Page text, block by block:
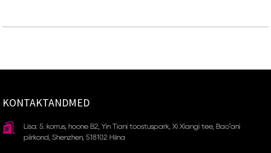
KONTAKTANDMED
Lisa: 5. korrus, hoone B2, Yin Tiani tööstuspark, Xi Xiangi tee, Bao'ani
piirkond, Shenzhen, 518102 Hiina